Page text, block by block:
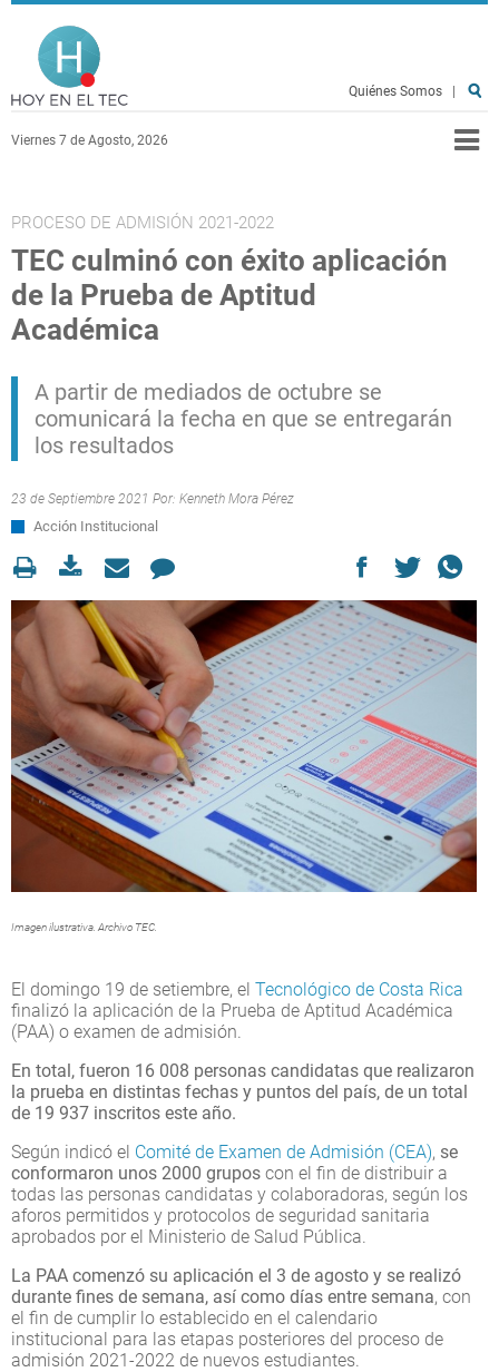
Pasar al contenido principal
Viernes 7 de Agosto, 2026
Quiénes Somos
PROCESO DE ADMISIÓN 2021-2022
TEC culminó con éxito aplicación
de la Prueba de Aptitud
Académica
A partir de mediados de octubre se
comunicará la fecha en que se entregarán
los resultados
23 de Septiembre 2021 Por: Kenneth Mora Pérez
Acción Institucional
Imagen ilustrativa. Archivo TEC.
El domingo 19 de setiembre, el Tecnológico de Costa Rica
finalizó la aplicación de la Prueba de Aptitud Académica
(PAA) o examen de admisión.
En total, fueron 16 008 personas candidatas que realizaron
la prueba en distintas fechas y puntos del país, de un total
de 19 937 inscritos este año.
Según indicó el Comité de Examen de Admisión (CEA), se
conformaron unos 2000 grupos con el fin de distribuir a
todas las personas candidatas y colaboradoras, según los
aforos permitidos y protocolos de seguridad sanitaria
aprobados por el Ministerio de Salud Pública.
La PAA comenzó su aplicación el 3 de agosto y se realizó
durante fines de semana, así como días entre semana, con
el fin de cumplir lo establecido en el calendario
institucional para las etapas posteriores del proceso de
admisión 2021-2022 de nuevos estudiantes.